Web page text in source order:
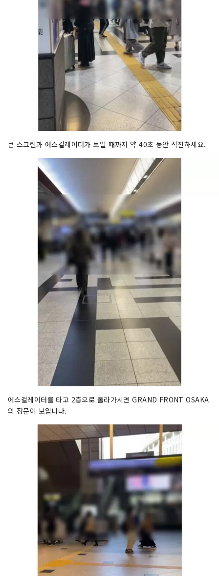
큰 스크린과 에스컬레이터가 보일 때까지 약 40초 동안 직진하세요.
에스컬레이터를 타고 2층으로 올라가시면 GRAND FRONT OSAKA
의 정문이 보입니다.